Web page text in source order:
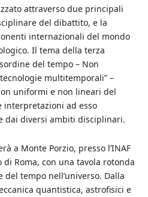
attraverso due principali
del dibattito, e la
internazionali del mondo
Il tema della terza
del tempo – Non
multitemporali” –
uniformi e non lineari del
interpretazioni ad esso
dai diversi ambiti disciplinari.
a Monte Porzio, presso l’INAF
di Roma, con una tavola rotonda
tempo nell’universo. Dalla
quantistica, astrofisici e